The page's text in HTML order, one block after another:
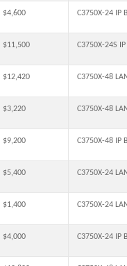
$4,600 C3750X-24 IP
$11,500 C3750X-24S
$12,420 C3750X-48
$3,220 C3750X-48
$9,200 C3750X-48 IP
$5,400 C3750X-24
$1,400 C3750X-24
$4,000 C3750X-24 IP